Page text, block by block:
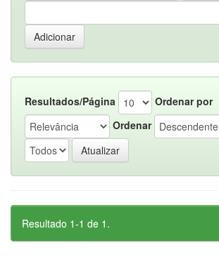
Resultados/Página
Ordenar por
Ordenar
Resultado 1-1 de 1.